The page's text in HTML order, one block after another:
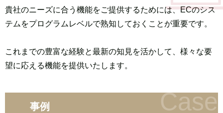
貴社のニーズに合う機能をご提供するためには、ECのシス
テムをプログラムレベルで熟知しておくことが重要です。
これまでの豊富な経験と最新の知見を活かして、 様々な要
望に応える機能を提供いたします。
事例